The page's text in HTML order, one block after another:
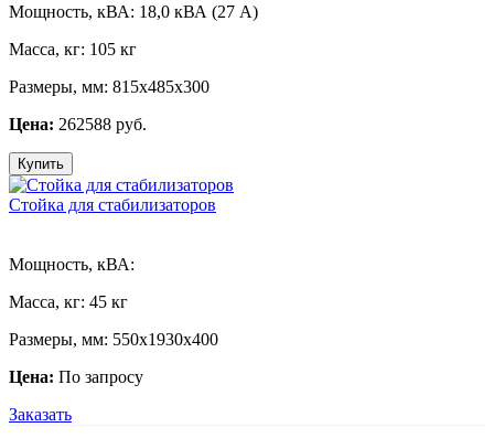
Мощность, кВА: 18,0 кВА (27 А)
Масса, кг: 105 кг
Размеры, мм: 815х485х300
Цена: 262588 руб.
Купить
Стойка для стабилизаторов
Мощность, кВА:
Масса, кг: 45 кг
Размеры, мм: 550х1930х400
Цена: По запросу
Заказать